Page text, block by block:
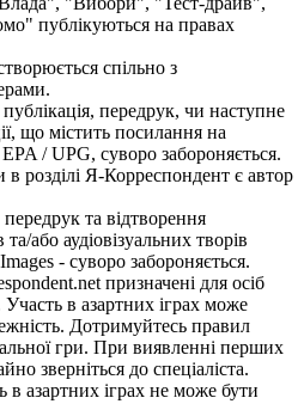
публікуються на правах
спільно з
передрук, чи наступне
що містить посилання на
/ UPG, суворо забороняється.
в розділі Я-Корреспондент є автор
та відтворення
або аудіовізуальних творів
- суворо забороняється.
призначені для осіб
в азартних іграх може
Дотримуйтесь правил
гри. При виявленні перших
зверніться до спеціаліста.
в азартних іграх не може бути